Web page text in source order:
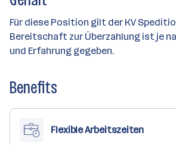
Für diese Position gilt der KV
Bereitschaft zur Überzahlung ist je
und Erfahrung gegeben.
Benefits
Flexible Arbeitszeiten